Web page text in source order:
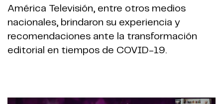
América Televisión, entre otros medios
nacionales, brindaron su experiencia y
recomendaciones ante la transformación
editorial en tiempos de COVID-19.